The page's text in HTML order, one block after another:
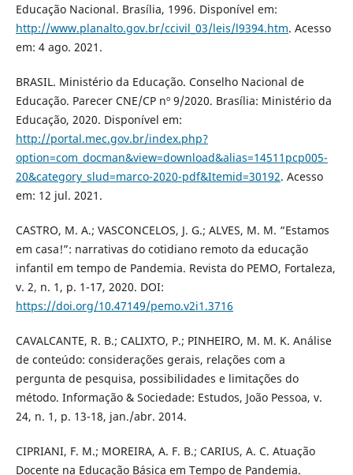
Educação Nacional. Brasília, 1996. Disponível em:
http://www.planalto.gov.br/ccivil_03/leis/l9394.htm. Acesso
em: 4 ago. 2021.
BRASIL. Ministério da Educação. Conselho Nacional de
Educação. Parecer CNE/CP nº 9/2020. Brasília: Ministério da
Educação, 2020. Disponível em:
http://portal.mec.gov.br/index.php?
option=com_docman&view=download&alias=14511pcp005-
20&category_slud=marco-2020-pdf&Itemid=30192. Acesso
em: 12 jul. 2021.
CASTRO, M. A.; VASCONCELOS, J. G.; ALVES, M. M. “Estamos
em casa!”: narrativas do cotidiano remoto da educação
infantil em tempo de Pandemia. Revista do PEMO, Fortaleza,
v. 2, n. 1, p. 1-17, 2020. DOI:
https://doi.org/10.47149/pemo.v2i1.3716
CAVALCANTE, R. B.; CALIXTO, P.; PINHEIRO, M. M. K. Análise
de conteúdo: considerações gerais, relações com a
pergunta de pesquisa, possibilidades e limitações do
método. Informação & Sociedade: Estudos, João Pessoa, v.
24, n. 1, p. 13-18, jan./abr. 2014.
CIPRIANI, F. M.; MOREIRA, A. F. B.; CARIUS, A. C. Atuação
Docente na Educação Básica em Tempo de Pandemia.